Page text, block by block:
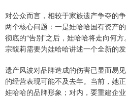
对公众而言，相较于家族遗产争夺的
两个核心问题：一是娃哈哈国有资产
彻底的“告别”之后，娃哈哈将走向何
宗馥莉需要为娃哈哈讲述一个全新的发
遗产风波对品牌造成的伤害已显而易
的经营表现可能不及去年。当前，她
娃哈哈的品牌形象；对内，要重建企